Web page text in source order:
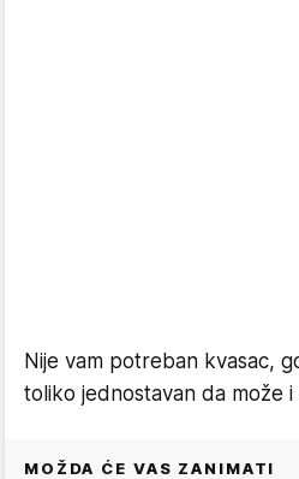
Nije vam potreban kvasac,
toliko jednostavan da može
MOŽDA ĆE VAS ZANIMATI